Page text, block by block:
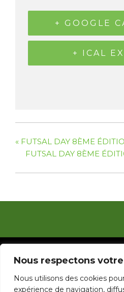
Nous respectons
Nous utilisons des cookies
expérience de navigation,
+ GOOGLE
+ ICAL
« FUTSAL DAY 8ÈME
FUTSAL DAY 8ÈME
© 2023 Ligue de Football de
|